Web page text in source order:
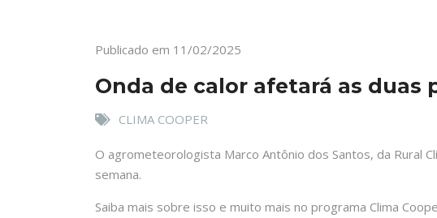
Publicado em 11/02/2025
Onda de calor afetará as duas
CLIMA COOPER
O agrometeorologista Marco Antônio dos Santos, da Rural
semana.
Saiba mais sobre isso e muito mais no programa Clima